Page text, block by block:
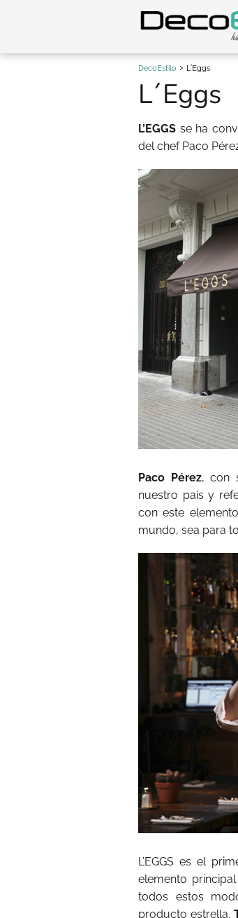
DecoEstilo L´Eggs
L´Eggs
L’EGGS se ha
del chef Paco
Paco Pérez, con
nuestro país y
con este
mundo, sea para
L’EGGS es el
elemento
todos estos
producto estrella.